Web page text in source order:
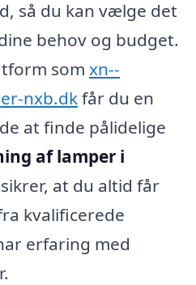
så du kan vælge det
behov og budget.
som xn--
nxb.dkfår du en
at finde pålidelige
af lamper i
at du altid får
kvalificerede
erfaring med